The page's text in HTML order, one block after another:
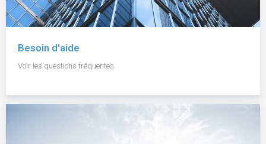
Besoin d'aide
Voir les questions fréquentes.